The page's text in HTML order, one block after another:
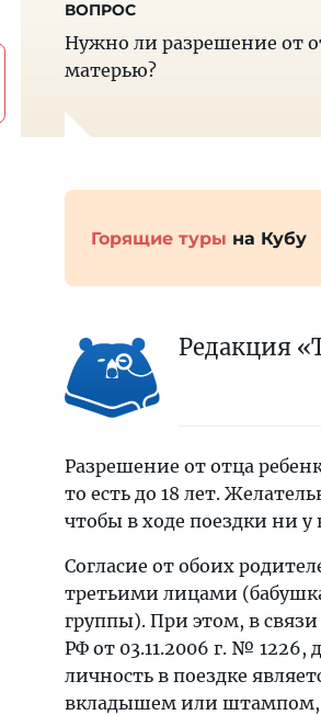
Нужно ли разрешение от
матерью?
Горящие туры на Кубу
Редакция
Разрешение от отца
то есть до 18 лет.
чтобы в ходе поездки ни
Согласие от обоих
третьими лицами
группы). При этом, в
РФ от 03.11.2006 г. №
личность в поездке
вкладышем или